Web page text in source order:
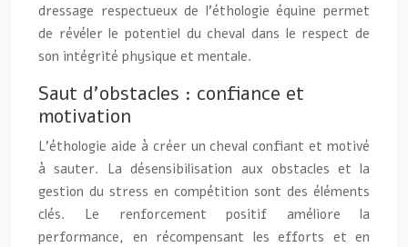
dressage respectueux de l’éthologie équine permet
de révéler le potentiel du cheval dans le respect de
son intégrité physique et mentale.
Saut d’obstacles : confiance et
motivation
L’éthologie aide à créer un cheval confiant et motivé
à sauter. La désensibilisation aux obstacles et la
gestion du stress en compétition sont des éléments
clés. Le renforcement positif améliore la
performance, en récompensant les efforts et en